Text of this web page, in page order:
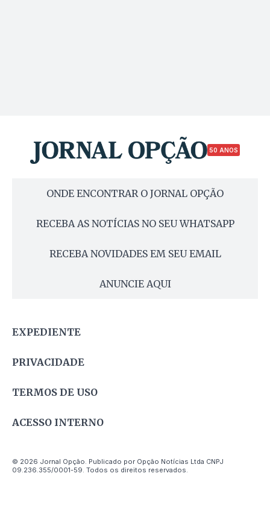
50 ANOS
ONDE ENCONTRAR O JORNAL OPÇÃO
RECEBA AS NOTÍCIAS NO SEU WHATSAPP
RECEBA NOVIDADES EM SEU EMAIL
ANUNCIE AQUI
EXPEDIENTE
PRIVACIDADE
TERMOS DE USO
ACESSO INTERNO
© 2026 Jornal Opção. Publicado por Opção Notícias Ltda CNPJ
09.236.355/0001-59. Todos os direitos reservados.